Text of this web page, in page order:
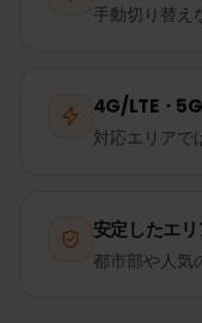
手動切り替え
4G/LTE・5G
対応エリアで
安定したエ
都市部や人気